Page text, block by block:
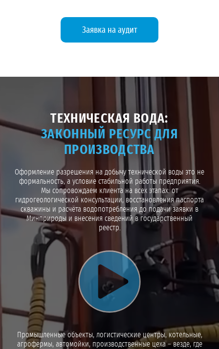
Заявка на аудит
ТЕХНИЧЕСКАЯ ВОДА:
ЗАКОННЫЙ РЕСУРС ДЛЯ
ПРОИЗВОДСТВА
Оформление разрешения на добычу технической воды это не
формальность, а условие стабильной работы предприятия.
Мы сопровождаем клиента на всех этапах: от
гидрогеологической консультации, восстановления паспорта
скважины и расчёта водопотребления до подачи заявки в
Минприроды и внесения сведений в государственный
реестр.
Воспроизвести видео
Промышленные объекты, логистические центры, котельные,
агрофермы, автомойки, производственные цеха – везде, где